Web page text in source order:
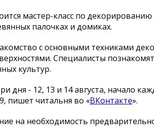
мастер-класс по
палочках и домиках.
с основными техниками
Специалисты
культур.
дня - 12, 13 и 14 августа, начало
пишет читальня во «ВКонтакте».
на необходимость